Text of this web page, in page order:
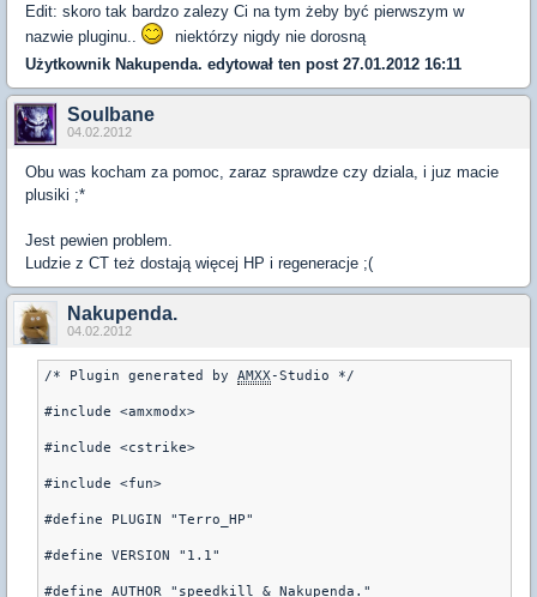
Edit: skoro tak bardzo zalezy Ci na tym żeby być pierwszym w
nazwie pluginu..
niektórzy nigdy nie dorosną
Użytkownik Nakupenda. edytował ten post 27.01.2012 16:11
Soulbane
04.02.2012
Obu was kocham za pomoc, zaraz sprawdze czy dziala, i juz macie
plusiki ;*
Jest pewien problem.
Ludzie z CT też dostają więcej HP i regeneracje ;(
Nakupenda.
04.02.2012
/* Plugin generated by AMXX-Studio */
#include <amxmodx>
#include <cstrike>
#include <fun>
#define PLUGIN "Terro_HP"
#define VERSION "1.1"
#define AUTHOR "speedkill & Nakupenda."